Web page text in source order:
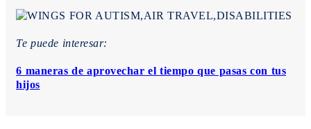
Te puede interesar:
6 maneras de aprovechar el tiempo que pasas con tus
hijos